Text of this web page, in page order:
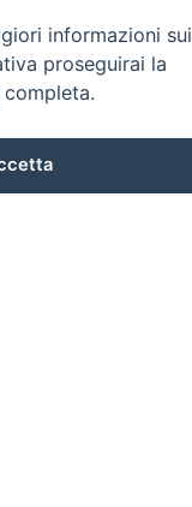
informazioni sui
proseguirai la
completa.